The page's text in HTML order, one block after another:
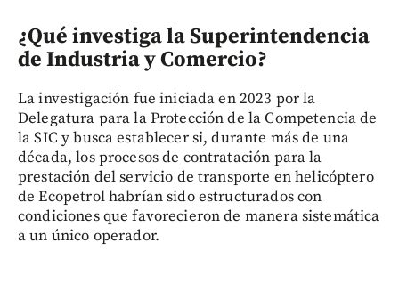
¿Qué investiga la Superintendencia
de Industria y Comercio?
La investigación fue iniciada en 2023 por la
Delegatura para la Protección de la Competencia de
la SIC y busca establecer si, durante más de una
década, los procesos de contratación para la
prestación del servicio de transporte en helicóptero
de Ecopetrol habrían sido estructurados con
condiciones que favorecieron de manera sistemática
a un único operador.